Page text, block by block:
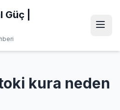
|
kura neden